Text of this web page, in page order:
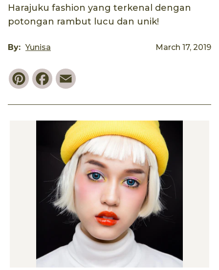
Harajuku fashion yang terkenal dengan
potongan rambut lucu dan unik!
By: Yunisa March 17, 2019
PinterestFacebook